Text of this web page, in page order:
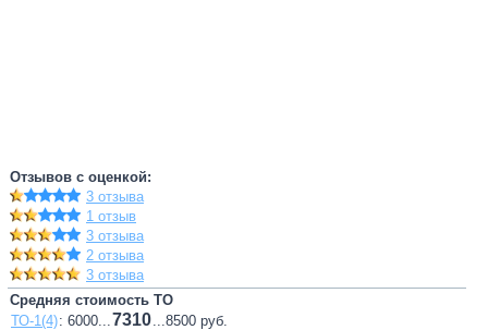
Отзывов с оценкой:
3 отзыва
1 отзыв
3 отзыва
2 отзыва
3 отзыва
Средняя стоимость ТО
ТО-1(4): 6000...7310...8500 руб.